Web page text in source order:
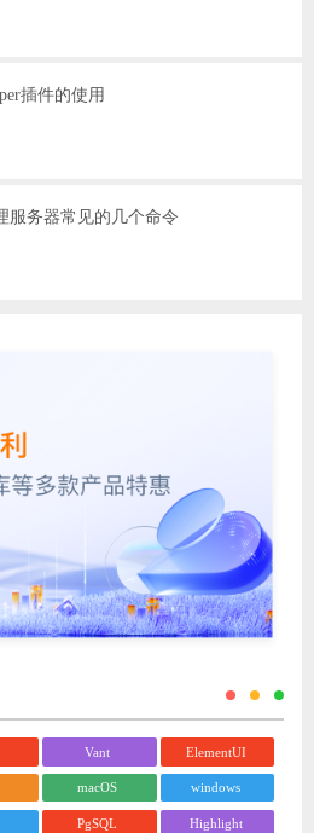
插件的使用
服务器常见的几个命令
Vant ElementUI
macOS windows
PgSQL Highlight